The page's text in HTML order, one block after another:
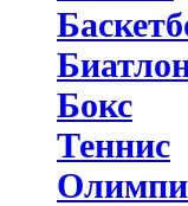
Бокс
Теннис